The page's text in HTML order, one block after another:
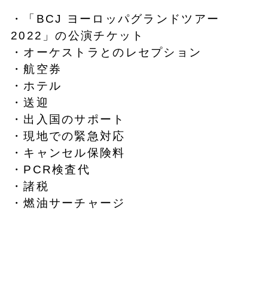
・「BCJ ヨーロッパグランドツアー
2022」の公演チケット
・オーケストラとのレセプション
・航空券
・ホテル
・送迎
・出入国のサポート
・現地での緊急対応
・キャンセル保険料
・PCR検査代
・諸税
・燃油サーチャージ